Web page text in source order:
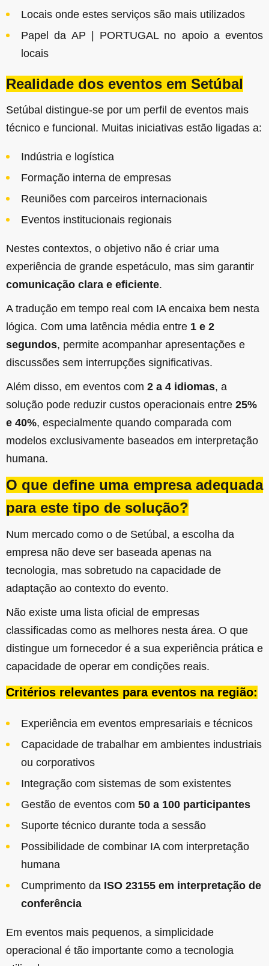
Locais onde estes serviços são mais utilizados
Papel da AP | PORTUGAL no apoio a eventos
locais
Realidade dos eventos em Setúbal
Setúbal distingue-se por um perfil de eventos mais
técnico e funcional. Muitas iniciativas estão ligadas a:
Indústria e logística
Formação interna de empresas
Reuniões com parceiros internacionais
Eventos institucionais regionais
Nestes contextos, o objetivo não é criar uma
experiência de grande espetáculo, mas sim garantir
comunicação clara e eficiente.
A tradução em tempo real com IA encaixa bem nesta
lógica. Com uma latência média entre 1 e 2
segundos, permite acompanhar apresentações e
discussões sem interrupções significativas.
Além disso, em eventos com 2 a 4 idiomas, a
solução pode reduzir custos operacionais entre 25%
e 40%, especialmente quando comparada com
modelos exclusivamente baseados em interpretação
humana.
O que define uma empresa adequada
para este tipo de solução?
Num mercado como o de Setúbal, a escolha da
empresa não deve ser baseada apenas na
tecnologia, mas sobretudo na capacidade de
adaptação ao contexto do evento.
Não existe uma lista oficial de empresas
classificadas como as melhores nesta área. O que
distingue um fornecedor é a sua experiência prática e
capacidade de operar em condições reais.
Critérios relevantes para eventos na região:
Experiência em eventos empresariais e técnicos
Capacidade de trabalhar em ambientes industriais
ou corporativos
Integração com sistemas de som existentes
Gestão de eventos com 50 a 100 participantes
Suporte técnico durante toda a sessão
Possibilidade de combinar IA com interpretação
humana
Cumprimento da ISO 23155 em interpretação de
conferência
Em eventos mais pequenos, a simplicidade
operacional é tão importante como a tecnologia